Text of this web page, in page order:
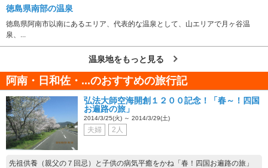
徳島県南部の温泉
徳島県阿南市以南にあるエリア、代表的な温泉として、山エリアで月ヶ谷温
泉、...
温泉地をもっと見る
阿南・日和佐・...のおすすめの旅行記
弘法大師空海開創１２００記念！「春～！四国
お遍路の旅」
2014/3/25(火) ～ 2014/3/29(土)
夫婦 2人
先祖供養（親父の７回忌）と子供の病気平癒をかね「春！四国お遍路の旅」